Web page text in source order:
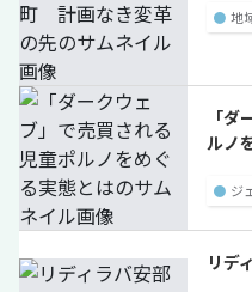
● 地
「
ルノ
● ジ
リデ